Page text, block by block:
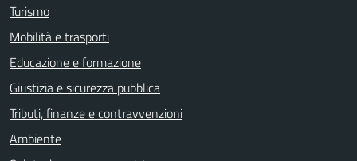
Turismo
Mobilità e trasporti
Educazione e formazione
Giustizia e sicurezza pubblica
Tributi, finanze e contravvenzioni
Ambiente